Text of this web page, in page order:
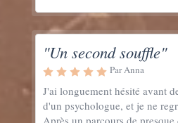
"Un second souffle"
Par Anna
J'ai longuement hésité avant
d'un psychologue, et je ne